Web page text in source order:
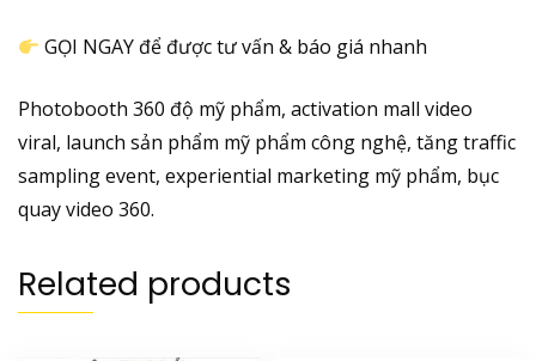
GỌI NGAY để được tư vấn & báo giá nhanh
Photobooth 360 độ mỹ phẩm, activation mall video
viral, launch sản phẩm mỹ phẩm công nghệ, tăng traffic
sampling event, experiential marketing mỹ phẩm, bục
quay video 360.
Related products